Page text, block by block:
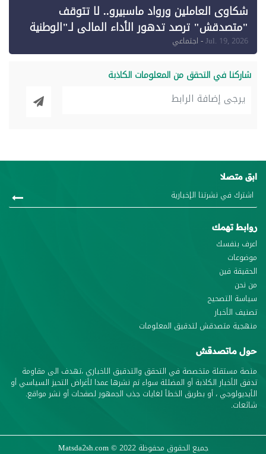
شكاوى العاملين ورواد ماسبيرو.. لا تتوقف
"متصدقش" ترصد تدهور الأداء المالي لـ"الوطنية
للإعلام"
Jul. 19, 2026- اجتماعي
شاركنا في التحقق من المعلومات الكاذبة
ابق متصلا
روابط تهمك
اعرف بنفسك
موضوعات
الحقيقة فين
من نحن
سياسة التصحيح
تصنيف الأخبار
منهجية متصدقش لتدقيق المعلومات
حول ماتصدقش
منصة مستقلة متخصصة في التحقق والتدقيق الاخباري ،تهدف الى مقاومة
تدفق الأخبار الكاذبة أو المضللة سواء تم نشرها عمدا لأغراض التحيز السياسي أو
الأيديولوجي ، أو بطريق الخطأ لغايات جذب الجمهور لصفحات أو نشر مواقع.
شائعات.
جميع الحقوق محفوظة Matsda2sh.com© 2022